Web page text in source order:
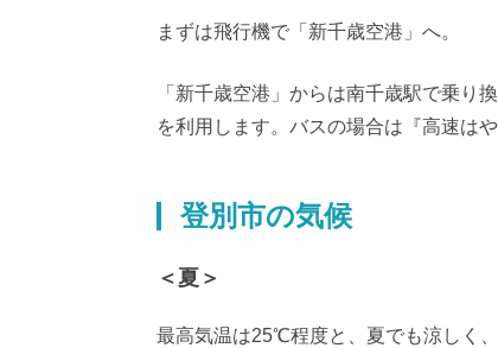
まずは飛行機で「新千歳空港」へ。
「新千歳空港」からは南千歳駅で乗り
を利用します。バスの場合は『高速は
登別市の気候
＜夏＞
最高気温は25℃程度と、夏でも涼しく